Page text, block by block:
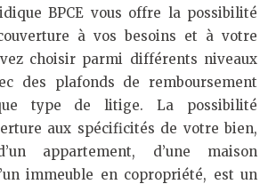
BPCE vous offre la possibilité
à vos besoins et à votre
choisir parmi différents niveaux
des plafonds de remboursement
type de litige. La possibilité
aux spécificités de votre bien,
appartement, d’une maison
immeuble en copropriété, est un